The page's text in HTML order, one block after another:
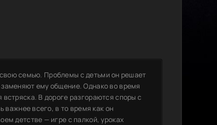
свою семью. Проблемы с детьми он решает
ему общение. Однако во время
В дороге разгораются споры с
важнее всего, в то время как он
детстве — игре с палкой, уроках